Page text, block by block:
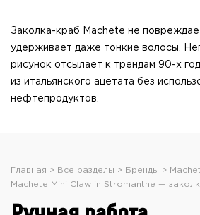
Заколка-краб Machete не
удерживает даже тонкие волосы.
рисунок отсылает к трендам 90-х
из итальянского ацетата без
нефтепродуктов.
Главная Все разделы Бренды
Machete Mini Claw in Stromanthe —